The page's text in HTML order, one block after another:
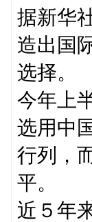
据新华
造出国
选择。
今年上
选用中
行列，
平。
近５年